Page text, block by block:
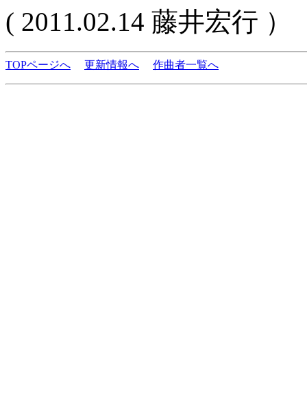
( 2011.02.14 藤井宏行 ）
TOPページへ 更新情報へ 作曲者一覧へ